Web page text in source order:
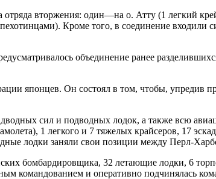
вторжения: один—на о. Атту (1 легкий
Кроме того, в соединение входили
объединение ранее
японцев. Он состоял в том, чтобы, упредив
сил и подводных лодок, а также всю
1 легкого и 7 тяжелых крайсеров, 17
лодки заняли свои позиции между Перл-
бомбардировщика, 32 летающие лодки, 6
командованием и оперативно подчинялась